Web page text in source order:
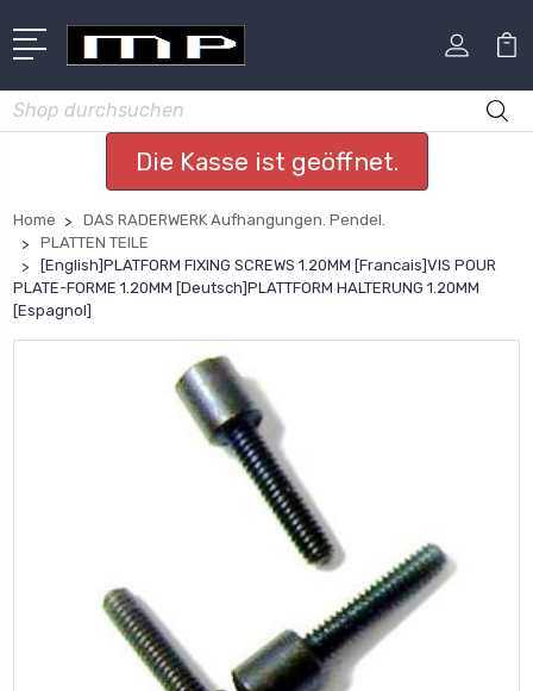
Suchen
Die Kasse ist geöffnet.
Home
DAS RADERWERK Aufhangungen. Pendel.
PLATTEN TEILE
[English]PLATFORM FIXING SCREWS 1.20MM [Francais]VIS POUR
PLATE-FORME 1.20MM [Deutsch]PLATTFORM HALTERUNG 1.20MM
[Espagnol]